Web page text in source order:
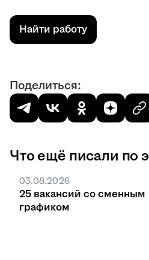
Найти работу
Поделиться:
Что ещё писали по
03.08.2026
25 вакансий со сменным
графиком